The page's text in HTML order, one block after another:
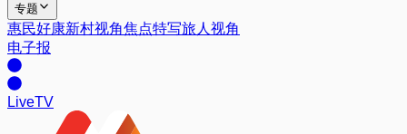
专题
惠民好康新村视角焦点特写旅人视角
电子报
LiveTV